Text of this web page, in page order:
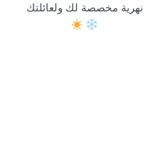
نهرية مخصصة لك ولعائلتك